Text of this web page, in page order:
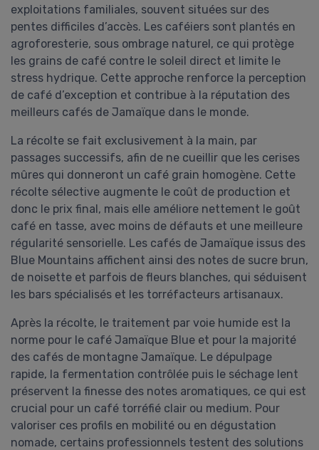
exploitations familiales, souvent situées sur des
pentes difficiles d’accès. Les caféiers sont plantés en
agroforesterie, sous ombrage naturel, ce qui protège
les grains de café contre le soleil direct et limite le
stress hydrique. Cette approche renforce la perception
de café d’exception et contribue à la réputation des
meilleurs cafés de Jamaïque dans le monde.
La récolte se fait exclusivement à la main, par
passages successifs, afin de ne cueillir que les cerises
mûres qui donneront un café grain homogène. Cette
récolte sélective augmente le coût de production et
donc le prix final, mais elle améliore nettement le goût
café en tasse, avec moins de défauts et une meilleure
régularité sensorielle. Les cafés de Jamaïque issus des
Blue Mountains affichent ainsi des notes de sucre brun,
de noisette et parfois de fleurs blanches, qui séduisent
les bars spécialisés et les torréfacteurs artisanaux.
Après la récolte, le traitement par voie humide est la
norme pour le café Jamaïque Blue et pour la majorité
des cafés de montagne Jamaïque. Le dépulpage
rapide, la fermentation contrôlée puis le séchage lent
préservent la finesse des notes aromatiques, ce qui est
crucial pour un café torréfié clair ou medium. Pour
valoriser ces profils en mobilité ou en dégustation
nomade, certains professionnels testent des solutions